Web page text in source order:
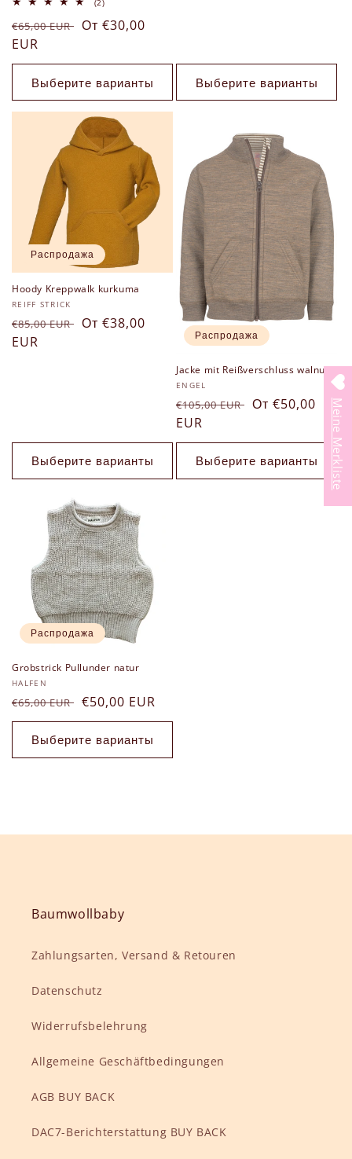
(2)
отзывов
Обычная
цена
€65,00 EUR Цена
скидкой
От €30,00
EUR
Выберите варианты Выберите варианты
Распродажа
Hoody Kreppwalk kurkuma
Продавец:
REIFF STRICK
Обычная
цена
€85,00 EUR Цена
От €38,00
EUR
Выберите варианты
Распродажа
Jacke mit Reißverschluss walnuss
Продавец:
ENGEL
Обычная
цена
€105,00 EUR Цена
скидкой
От €50,00
EUR
Выберите варианты
Распродажа
Grobstrick Pullunder natur
Продавец:
HALFEN
Обычная
цена
€65,00 EUR Цена
со
скидкой
€50,00 EUR
Выберите варианты
Baumwollbaby
Zahlungsarten, Versand & Retouren
Datenschutz
Widerrufsbelehrung
Allgemeine Geschäftbedingungen
AGB BUY BACK
DAC7-Berichterstattung BUY BACK
Meine Merkliste